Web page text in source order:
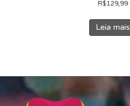
R$129,99
Leia mais